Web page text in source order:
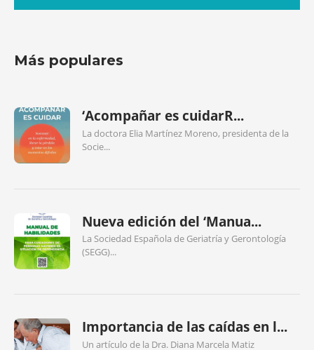
Más populares
‘Acompañar es cuidarR...
La doctora Elia Martínez Moreno, presidenta de la
Socie...
Nueva edición del ‘Manua...
La Sociedad Española de Geriatría y Gerontología
(SEGG)...
Importancia de las caídas en l...
Un artículo de la Dra. Diana Marcela Matiz